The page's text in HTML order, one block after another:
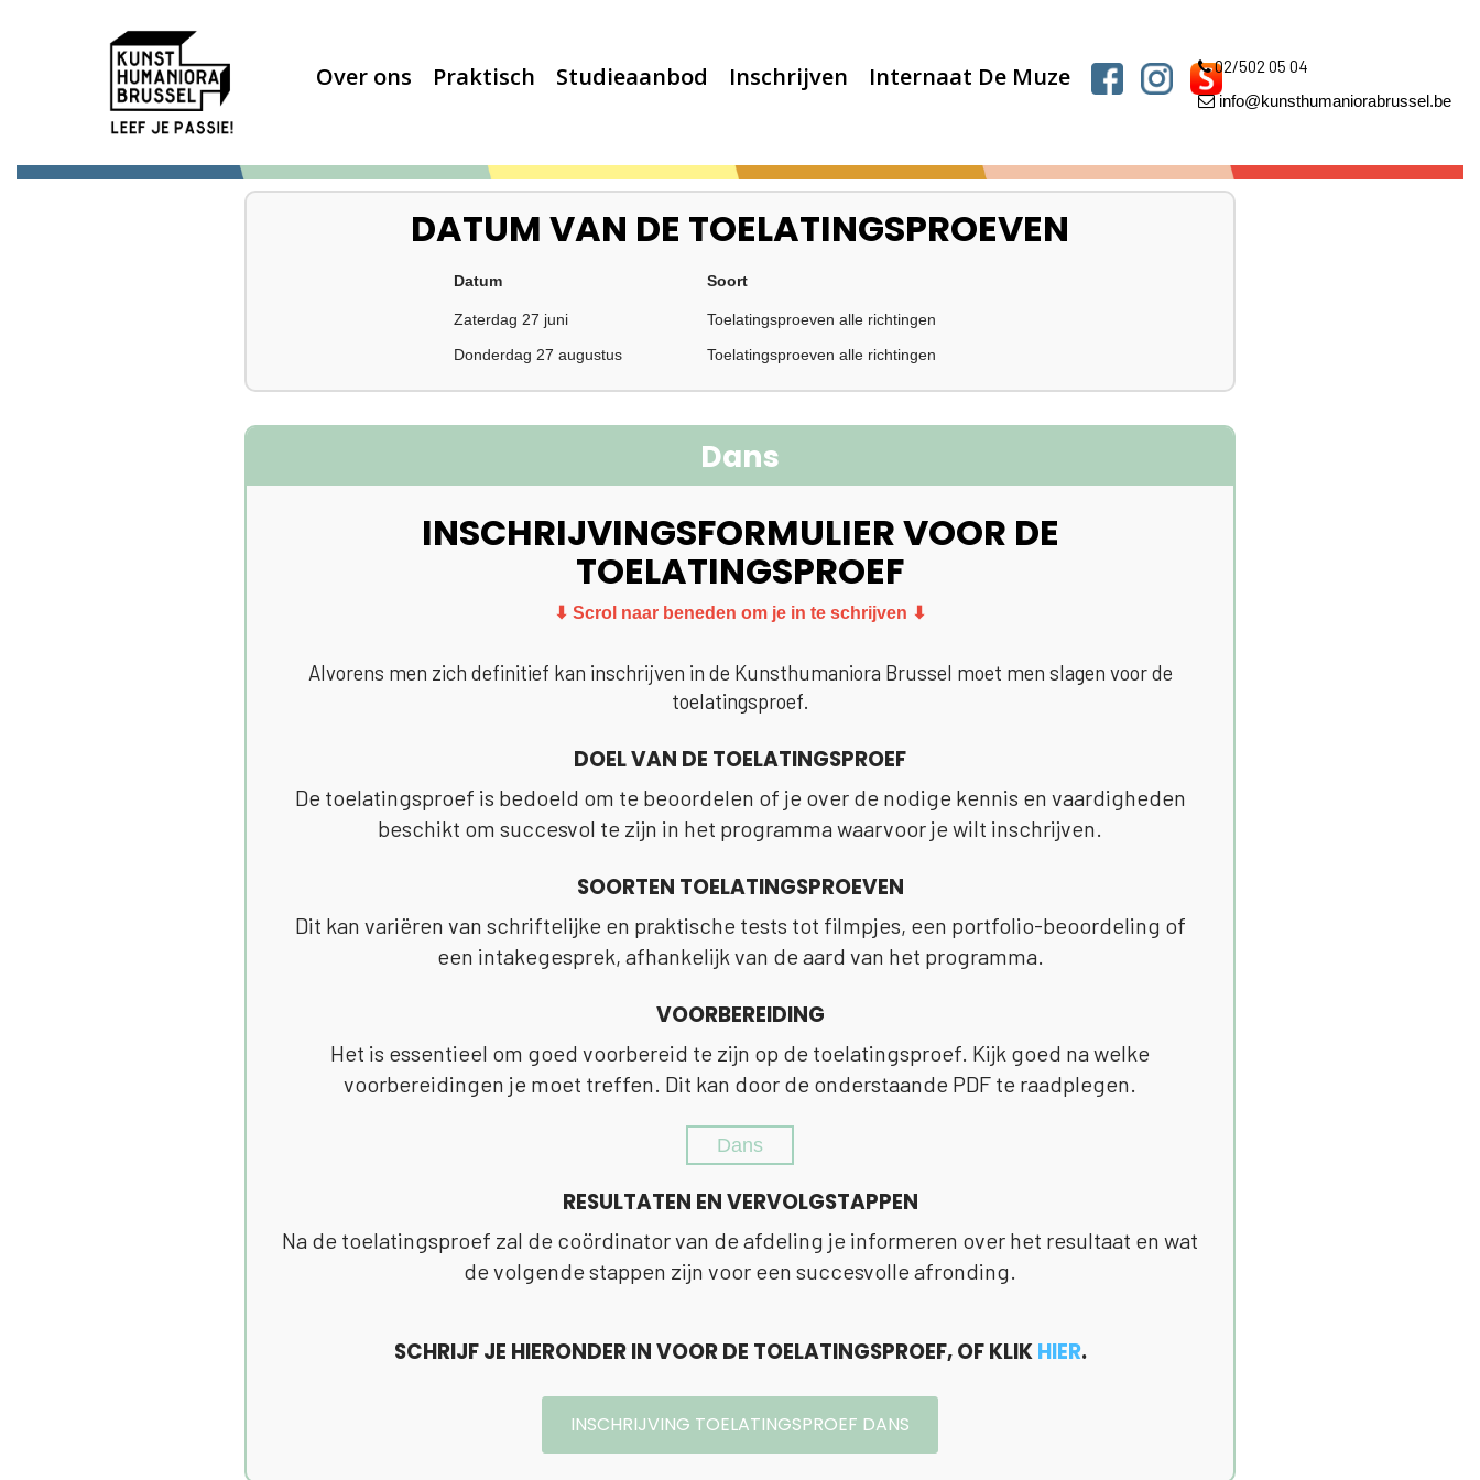
Over ons Praktisch Studieaanbod Inschrijven Internaat De Muze 02/502 05 04
info@kunsthumaniorabrussel.be
DATUM VAN DE TOELATINGSPROEVEN
Datum Soort
Zaterdag 27 juni
Toelatingsproeven alle richtingen
Donderdag 27 augustus
Toelatingsproeven alle richtingen
Dans
INSCHRIJVINGSFORMULIER VOOR DE
TOELATINGSPROEF
⬇ Scrol naar beneden om je in te schrijven ⬇
Alvorens men zich definitief kan inschrijven in de Kunsthumaniora Brussel moet men slagen voor de
toelatingsproef.
DOEL VAN DE TOELATINGSPROEF
De toelatingsproef is bedoeld om te beoordelen of je over de nodige kennis en vaardigheden
beschikt om succesvol te zijn in het programma waarvoor je wilt inschrijven.
SOORTEN TOELATINGSPROEVEN
Dit kan variëren van schriftelijke en praktische tests tot filmpjes, een portfolio-beoordeling of
een intakegesprek, afhankelijk van de aard van het programma.
VOORBEREIDING
Het is essentieel om goed voorbereid te zijn op de toelatingsproef. Kijk goed na welke
voorbereidingen je moet treffen. Dit kan door de onderstaande PDF te raadplegen.
Dans
RESULTATEN EN VERVOLGSTAPPEN
Na de toelatingsproef zal de coördinator van de afdeling je informeren over het resultaat en wat
de volgende stappen zijn voor een succesvolle afronding.
SCHRIJF JE HIERONDER IN VOOR DE TOELATINGSPROEF, OF KLIKHIER.
INSCHRIJVING TOELATINGSPROEF DANS